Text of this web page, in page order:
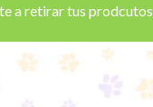
a retirar tus prodcutos.